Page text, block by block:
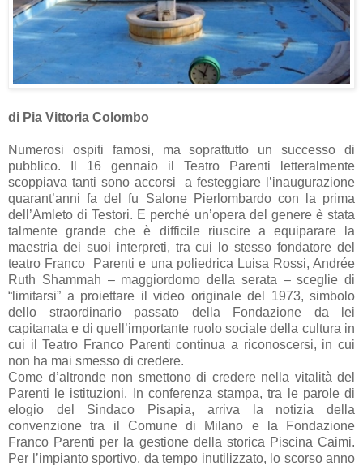
di Pia Vittoria Colombo
Numerosi ospiti famosi, ma soprattutto un successo di
pubblico. Il 16 gennaio il Teatro Parenti letteralmente
scoppiava tanti sono accorsi a festeggiare l’inaugurazione
quarant’anni fa del fu Salone Pierlombardo con la prima
dell’Amleto di Testori. E perché un’opera del genere è stata
talmente grande che è difficile riuscire a equiparare la
maestria dei suoi interpreti, tra cui lo stesso fondatore del
teatro Franco Parenti e una poliedrica Luisa Rossi, Andrée
Ruth Shammah – maggiordomo della serata – sceglie di
“limitarsi” a proiettare il video originale del 1973, simbolo
dello straordinario passato della Fondazione da lei
capitanata e di quell’importante ruolo sociale della cultura in
cui il Teatro Franco Parenti continua a riconoscersi, in cui
non ha mai smesso di credere.
Come d’altronde non smettono di credere nella vitalità del
Parenti le istituzioni. In conferenza stampa, tra le parole di
elogio del Sindaco Pisapia, arriva la notizia della
convenzione tra il Comune di Milano e la Fondazione
Franco Parenti per la gestione della storica Piscina Caimi.
Per l’impianto sportivo, da tempo inutilizzato, lo scorso anno